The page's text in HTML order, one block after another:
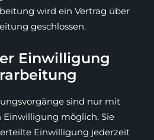
wird ein Vertrag über
geschlossen.
Einwilligung
sind nur mit
möglich. Sie
Einwilligung jederzeit